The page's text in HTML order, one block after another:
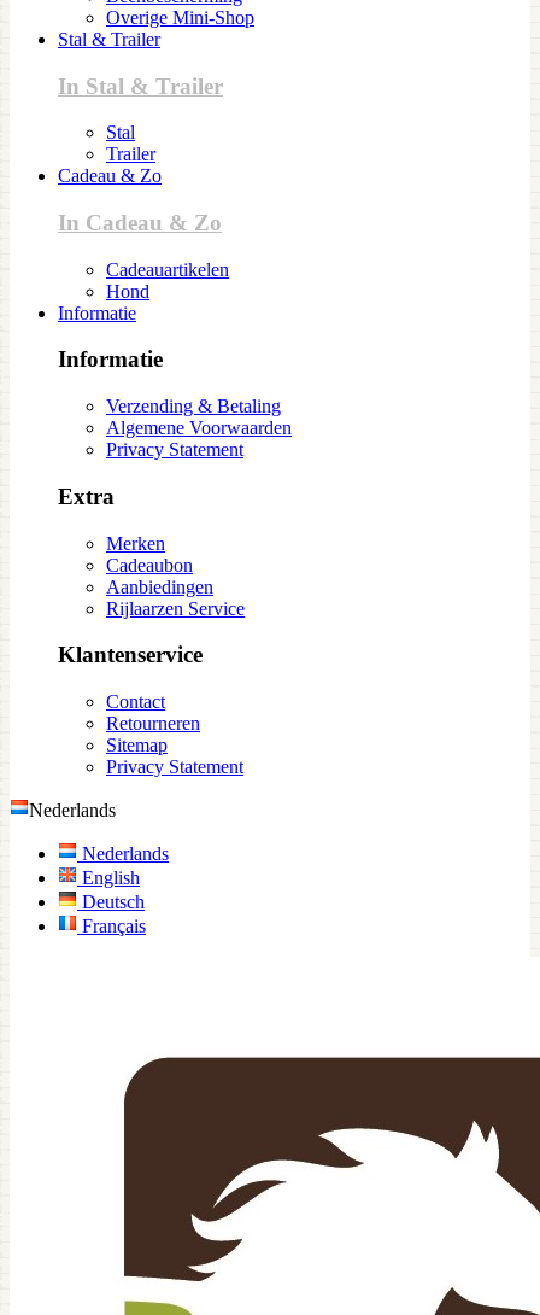
Overige Mini-Shop
Stal & Trailer
In Stal & Trailer
Stal
Trailer
Cadeau & Zo
In Cadeau & Zo
Cadeauartikelen
Hond
Informatie
Informatie
Verzending & Betaling
Algemene Voorwaarden
Privacy Statement
Extra
Merken
Cadeaubon
Aanbiedingen
Rijlaarzen Service
Klantenservice
Contact
Retourneren
Sitemap
Privacy Statement
Nederlands
Nederlands
English
Deutsch
Français